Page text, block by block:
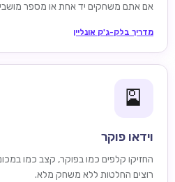
אם אתם משחקים יד אחת או מספר
מדריך בלק-ג'ק אונליין
🎴
וידאו פוקר
החזיקו קלפים כמו בפוקר, קצב כמו
רוצים החלטות ללא משחק מלא.